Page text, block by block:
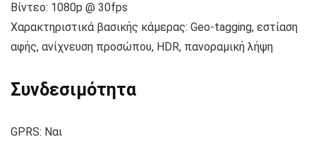
Βίντεο: 1080p @ 30fps
Χαρακτηριστικά βασικής κάμερας: Geo-tagging, εστίαση
αφής, ανίχνευση προσώπου, HDR, πανοραμική λήψη
Συνδεσιμότητα
GPRS: Ναι